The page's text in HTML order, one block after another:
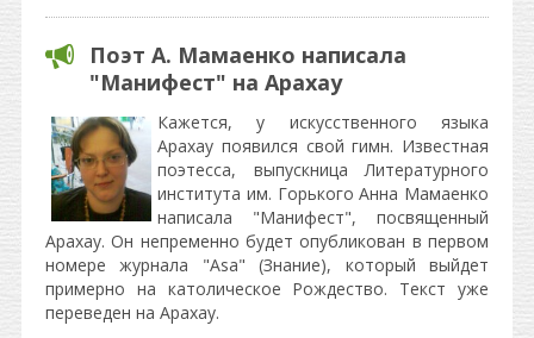
Поэт А. Мамаенко написала
"Манифест" на Арахау
Кажется, у искусственного языка
Арахау появился свой гимн. Известная
поэтесса, выпускница Литературного
института им. Горького Анна Мамаенко
написала "Манифест", посвященный
Арахау. Он непременно будет опубликован в первом
номере журнала "Asa" (Знание), который выйдет
примерно на католическое Рождество. Текст уже
переведен на Арахау.